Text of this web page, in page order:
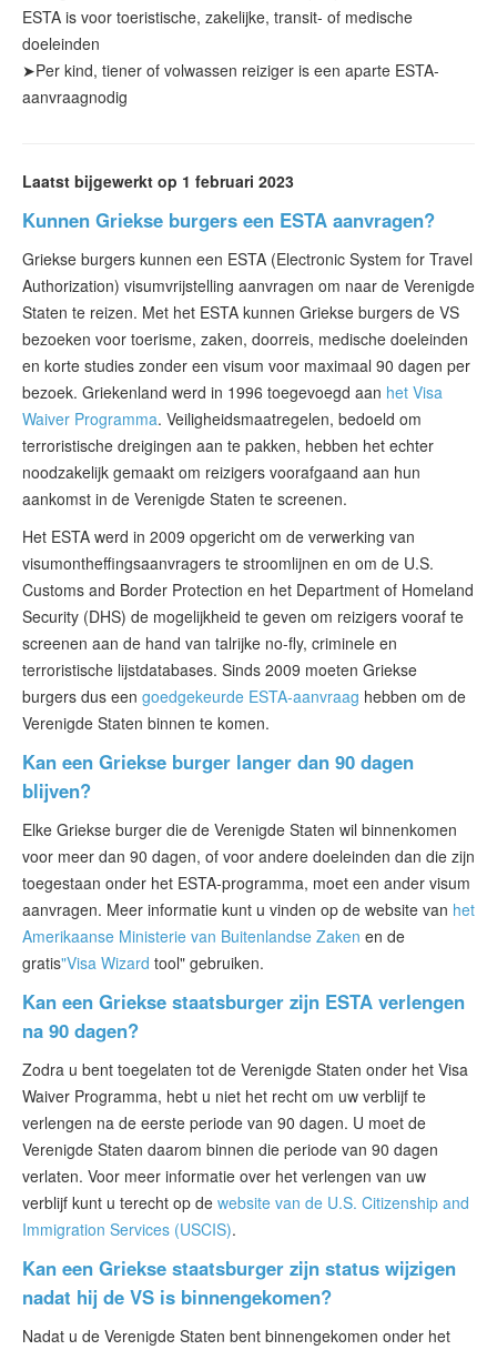
ESTA is voor toeristische, zakelijke, transit- of medische
doeleinden
➤Per kind, tiener of volwassen reiziger is een aparte ESTA-
aanvraagnodig
Laatst bijgewerkt op 1 februari 2023
Kunnen Griekse burgers een ESTA aanvragen?
Griekse burgers kunnen een ESTA (Electronic System for Travel
Authorization) visumvrijstelling aanvragen om naar de Verenigde
Staten te reizen. Met het ESTA kunnen Griekse burgers de VS
bezoeken voor toerisme, zaken, doorreis, medische doeleinden
en korte studies zonder een visum voor maximaal 90 dagen per
bezoek. Griekenland werd in 1996 toegevoegd aan het Visa
Waiver Programma. Veiligheidsmaatregelen, bedoeld om
terroristische dreigingen aan te pakken, hebben het echter
noodzakelijk gemaakt om reizigers voorafgaand aan hun
aankomst in de Verenigde Staten te screenen.
Het ESTA werd in 2009 opgericht om de verwerking van
visumontheffingsaanvragers te stroomlijnen en om de U.S.
Customs and Border Protection en het Department of Homeland
Security (DHS) de mogelijkheid te geven om reizigers vooraf te
screenen aan de hand van talrijke no-fly, criminele en
terroristische lijstdatabases. Sinds 2009 moeten Griekse
burgers dus een goedgekeurde ESTA-aanvraag hebben om de
Verenigde Staten binnen te komen.
Kan een Griekse burger langer dan 90 dagen
blijven?
Elke Griekse burger die de Verenigde Staten wil binnenkomen
voor meer dan 90 dagen, of voor andere doeleinden dan die zijn
toegestaan onder het ESTA-programma, moet een ander visum
aanvragen. Meer informatie kunt u vinden op de website van het
Amerikaanse Ministerie van Buitenlandse Zaken en de
gratis"Visa Wizard tool" gebruiken.
Kan een Griekse staatsburger zijn ESTA verlengen
na 90 dagen?
Zodra u bent toegelaten tot de Verenigde Staten onder het Visa
Waiver Programma, hebt u niet het recht om uw verblijf te
verlengen na de eerste periode van 90 dagen. U moet de
Verenigde Staten daarom binnen die periode van 90 dagen
verlaten. Voor meer informatie over het verlengen van uw
verblijf kunt u terecht op de website van de U.S. Citizenship and
Immigration Services (USCIS).
Kan een Griekse staatsburger zijn status wijzigen
nadat hij de VS is binnengekomen?
Nadat u de Verenigde Staten bent binnengekomen onder het